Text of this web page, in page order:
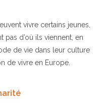
vivre certains jeunes,
pas d’où ils viennent, en
de vie dans leur culture
de vivre en Europe.